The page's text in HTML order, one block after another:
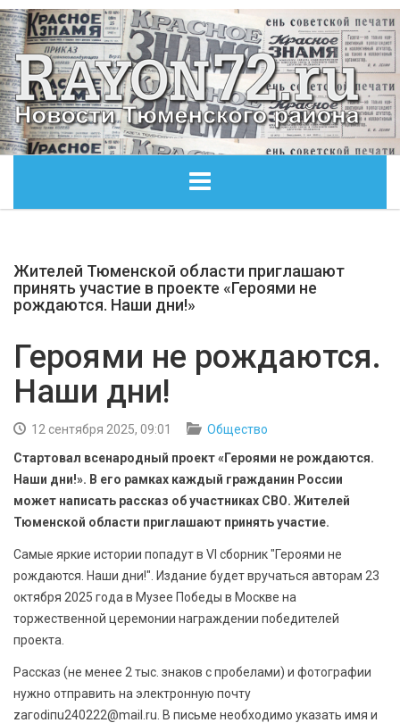
ОБЩЕСТВО
КУЛЬТУРА
БЕЗОПАСНОСТЬ
СПОРТ
АРХИВ PDF
Жителей Тюменской области приглашают
принять участие в проекте «Героями не
рождаются. Наши дни!»
Героями не рождаются.
Наши дни!
12 сентября 2025, 09:01
Общество
Стартовал всенародный проект «Героями не рождаются.
Наши дни!». В его рамках каждый гражданин России
может написать рассказ об участниках СВО. Жителей
Тюменской области приглашают принять участие.
Самые яркие истории попадут в VI сборник "Героями не
рождаются. Наши дни!". Издание будет вручаться авторам 23
октября 2025 года в Музее Победы в Москве на
торжественной церемонии награждении победителей
проекта.
Рассказ (не менее 2 тыс. знаков с пробелами) и фотографии
нужно отправить на электронную почту
zагоdiпu240222@mаil.ru. В письме необходимо указать имя и